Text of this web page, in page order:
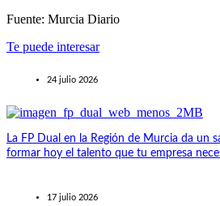
Fuente: Murcia Diario
Te puede interesar
24 julio 2026
La FP Dual en la Región de Murcia da un
formar hoy el talento que tu empresa
17 julio 2026